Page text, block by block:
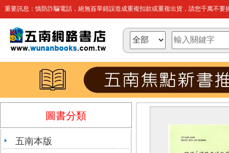
重要訊息：慎防詐騙電話，絕無簽單錯誤造成重複扣款或重複出貨，請您千萬不要
圖書分類
五南本版